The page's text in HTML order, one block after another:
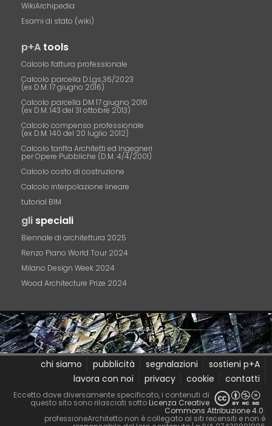
WikiArchipedia
Esami di stato (wiki)
p+A tools
Calcolo fattura professionale
Calcolo parcella D.Lgs.36/2023
(ex D.M. 17 giugno 2016)
Calcolo parcella DM 17 giugno 2016
(ex D.M. 143 del 31 ottobre 2013)
Calcolo compenso professionale
(ex D.M. 140 del 20 luglio 2012)
Calcolo tariffa Architetti ed Ingegneri
per Opere Pubbliche (D.M. 4/4/2001)
Calcolo costo di costruzione
Calcolo interpolazione lineare
tutorial BIM
gli speciali
Biennale di architettura 2025
Renzo Piano World Tour 2024
Milano Design Week 2024
Wood Architecture Prize 2024
chi siamo pubblicità segnalazioni
sostieni p+A
lavora con noi
privacy cookie contatti
Eccetto dove diversamente specificato, i contenuti di
questo sito sono rilasciati sottoLicenza Creative
Commons Attribuzione 4.0.
professioneArchitetto non è collegato ai siti recensiti e non è